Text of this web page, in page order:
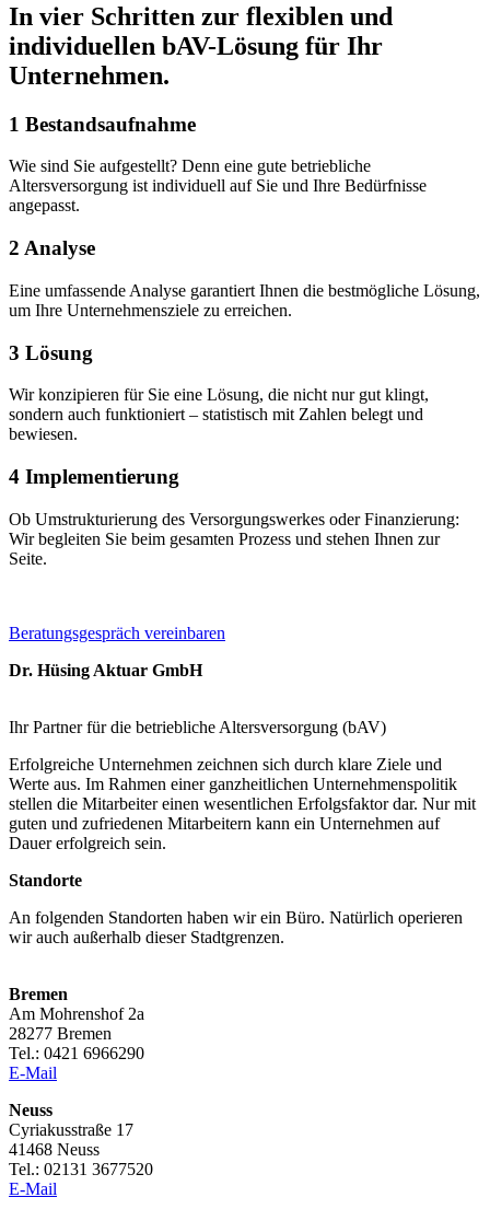
In vier Schritten zur flexiblen und
individuellen bAV-Lösung für Ihr
Unternehmen.
1 Bestandsaufnahme
Wie sind Sie aufgestellt? Denn eine gute betriebliche
Altersversorgung ist individuell auf Sie und Ihre Bedürfnisse
angepasst.
2 Analyse
Eine umfassende Analyse garantiert Ihnen die bestmögliche Lösung,
um Ihre Unternehmensziele zu erreichen.
3 Lösung
Wir konzipieren für Sie eine Lösung, die nicht nur gut klingt,
sondern auch funktioniert – statistisch mit Zahlen belegt und
bewiesen.
4 Implementierung
Ob Umstrukturierung des Versorgungswerkes oder Finanzierung:
Wir begleiten Sie beim gesamten Prozess und stehen Ihnen zur
Seite.
Beratungsgespräch vereinbaren
Dr. Hüsing Aktuar GmbH
Ihr Partner für die betriebliche Altersversorgung (bAV)
Erfolgreiche Unternehmen zeichnen sich durch klare Ziele und
Werte aus. Im Rahmen einer ganzheitlichen Unternehmenspolitik
stellen die Mitarbeiter einen wesentlichen Erfolgsfaktor dar. Nur mit
guten und zufriedenen Mitarbeitern kann ein Unternehmen auf
Dauer erfolgreich sein.
Standorte
An folgenden Standorten haben wir ein Büro. Natürlich operieren
wir auch außerhalb dieser Stadtgrenzen.
Bremen
Am Mohrenshof 2a
28277 Bremen
Tel.: 0421 6966290
E-Mail
Neuss
Cyriakusstraße 17
41468 Neuss
Tel.: 02131 3677520
E-Mail